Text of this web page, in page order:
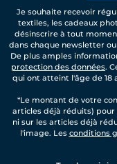
Je souhaite recevoir
textiles, les cadeaux
désinscrire à tout
dans chaque newsletter
De plus amples
protection des données.
qui ont atteint l'âge de 18
*Le montant de votre
articles déjà réduits)
ni sur les articles déjà
l'image. Les conditions